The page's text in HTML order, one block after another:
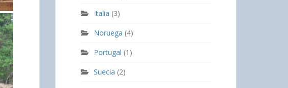
Italia (3)
Noruega (4)
Portugal (1)
Suecia (2)